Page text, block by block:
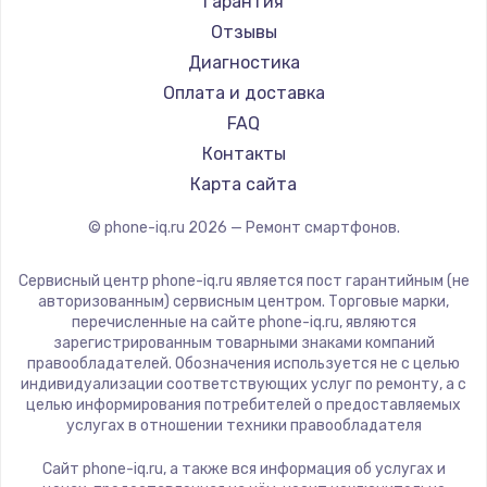
1430 руб.
Заказать
Чистка от пыли
1330 руб.
Заказать
2600 руб.
Заказать
Замена материнской платы
1690 руб.
Ремонт смартфонов HP
Ремонт смартфонов Poco
Ремонт смартфонов HTC
Ремонт смартфонов Blackmagic
Ремонт смартфонов Nothing
Ремонт смартфонов iQOO
Kyocera
LeEco
OnePlus
teXet
Motorola
Prestigio
Elephone
BlackView
Google
Vertu
Tp-Link
Отзывы
Диагностика
Оплата и доставка
FAQ
Контакты
Карта сайта
© phone-iq.ru 2026 — Ремонт смартфонов.
Сервисный центр phone-iq.ru является пост гарантийным (не
авторизованным) сервисным центром. Торговые марки,
перечисленные на сайте phone-iq.ru, являются
зарегистрированным товарными знаками компаний
правообладателей. Обозначения используется не с целью
индивидуализации соответствующих услуг по ремонту, а с
целью информирования потребителей о предоставляемых
услугах в отношении техники правообладателя
Сайт phone-iq.ru, а также вся информация об услугах и